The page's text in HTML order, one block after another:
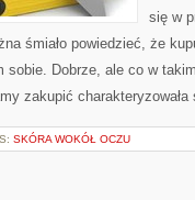
się w
śmiało powiedzieć, że
sobie. Dobrze, ale co w
zakupić
SKÓRA WOKÓŁ OCZU